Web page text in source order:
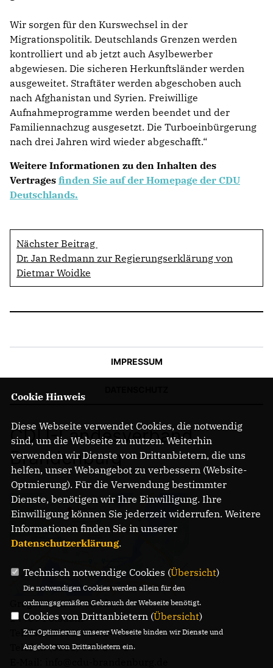
Wir sorgen für den Kurswechsel in der
Migrationspolitik. Deutschlands Grenzen werden
kontrolliert und ab jetzt auch Asylbewerber
abgewiesen. Die sicheren Herkunftsländer werden
ausgeweitet. Straftäter werden abgeschoben auch
nach Afghanistan und Syrien. Freiwillige
Aufnahmeprogramme werden beendet und der
Familiennachzug ausgesetzt. Die Turboeinbürgerung
nach drei Jahren wird wieder abgeschafft.“
Weitere Informationen zu den Inhalten des
Vertrages finden Sie auf der Homepage der CDU
Deutschlands.
Nächster Beitrag
Dr. Jan Redmann zur Regierungserklärung von
Dietmar Woidke
IMPRESSUM
CDU-Landesverband
Brandenburg
Gregor-Mendel-Straße 3
14469 Potsdam
Telefon: (0331) 620 14 - 0
Telefax: (0331) 620 14 - 14
Cookie Hinweis
Diese Webseite verwendet Cookies, die notwendig
sind, um die Webseite zu nutzen. Weiterhin
verwenden wir Dienste von Drittanbietern, die uns
helfen, unser Webangebot zu verbessern (Website-
Optmierung). Für die Verwendung bestimmter
Dienste, benötigen wir Ihre Einwilligung. Ihre
Einwilligung können Sie jederzeit widerrufen. Weitere
Informationen finden Sie in unserer
Datenschutzerklärung.
Technisch notwendige Cookies (Übersicht)
Die notwendigen Cookies werden allein für den
ordnungsgemäßen Gebrauch der Webseite benötigt.
Cookies von Drittanbietern (Übersicht)
Zur Optimierung unserer Webseite binden wir Dienste und
Angebote von Drittanbietern ein.